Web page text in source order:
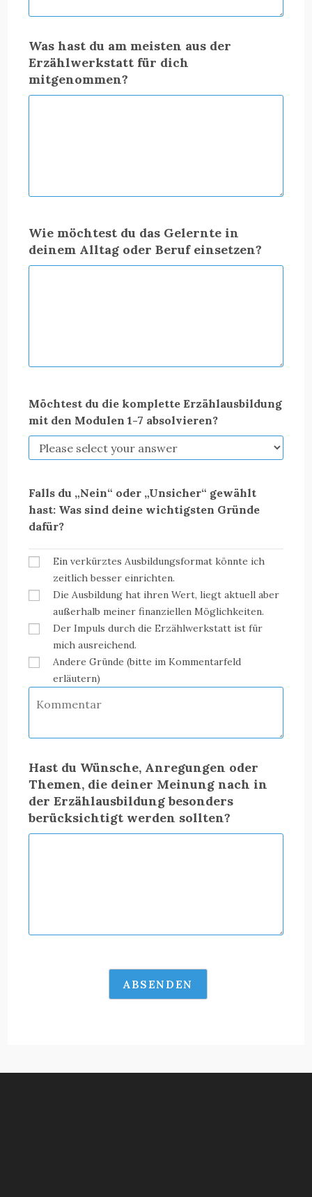
Was hast du am meisten aus der
Erzählwerkstatt für dich
mitgenommen?
Wie möchtest du das Gelernte in
deinem Alltag oder Beruf einsetzen?
Möchtest du die komplette Erzählausbildung
mit den Modulen 1-7 absolvieren?
Falls du „Nein“ oder „Unsicher“ gewählt
hast: Was sind deine wichtigsten Gründe
dafür?
Ein verkürztes Ausbildungsformat könnte ich
zeitlich besser einrichten.
Die Ausbildung hat ihren Wert, liegt aktuell aber
außerhalb meiner finanziellen Möglichkeiten.
Der Impuls durch die Erzählwerkstatt ist für
mich ausreichend.
Andere Gründe (bitte im Kommentarfeld
erläutern)
Hast du Wünsche, Anregungen oder
Themen, die deiner Meinung nach in
der Erzählausbildung besonders
berücksichtigt werden sollten?